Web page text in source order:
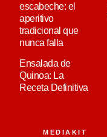
escabeche: el
aperitivo
tradicional que
nunca falla
Ensalada de
Quinoa: La
Receta Definitiva
MEDIAKIT